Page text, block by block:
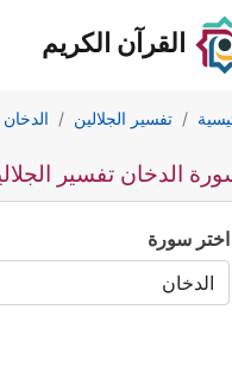
القرآن الكريم
تفسير الجلالين الدخان
الدخان تفسير الجلالين
اختر سورة